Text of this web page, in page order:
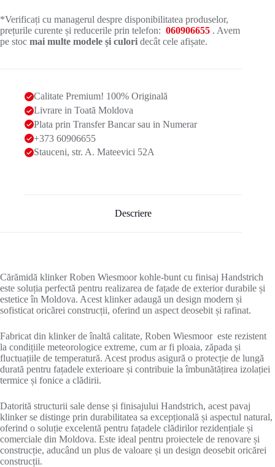
*Verificați cu managerul despre disponibilitatea produselor,
prețurile curente și reducerile prin telefon: 060906655 . Avem
pe stoc mai multe modele și culori decât cele afișate.
Calitate Premium! 100% Originală
Livrare in Toată Moldova
Plata prin Transfer Bancar sau in Numerar
+373 60906655
Stauceni, str. A. Mateevici 52A
Descriere
Cărămidă klinker Roben Wiesmoor kohle-bunt cu finisaj Handstrich
este soluția perfectă pentru realizarea de fațade de exterior durabile și
estetice în Moldova. Acest klinker adaugă un design modern și
sofisticat oricărei construcții, oferind un aspect deosebit și rafinat.
Fabricat din klinker de înaltă calitate, Roben Wiesmoor este rezistent
la condițiile meteorologice extreme, cum ar fi ploaia, zăpada și
fluctuațiile de temperatură. Acest produs asigură o protecție de lungă
durată pentru fațadele exterioare și contribuie la îmbunătățirea izolației
termice și fonice a clădirii.
Datorită structurii sale dense și finisajului Handstrich, acest pavaj
klinker se distinge prin durabilitatea sa excepțională și aspectul natural,
oferind o soluție excelentă pentru fațadele clădirilor rezidențiale și
comerciale din Moldova. Este ideal pentru proiectele de renovare și
construcție, aducând un plus de valoare și un design deosebit oricărei
construcții.